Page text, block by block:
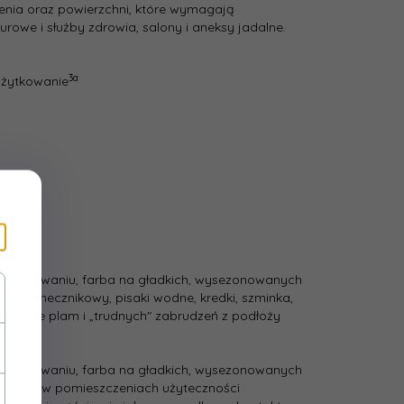
oraz powierzchni, które wymagają
i służby zdrowia, salony i aneksy jadalne.
3a
farba na gładkich, wysezonowanych
słonecznikowy, pisaki wodne, kredki, szminka,
plam i „trudnych" zabrudzeń z podłoży
farba na gładkich, wysezonowanych
w pomieszczeniach użyteczności
[h]:
3
3